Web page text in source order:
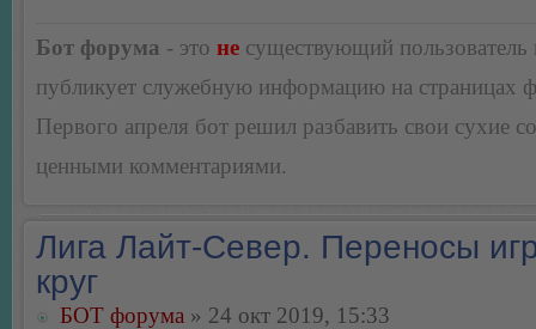
Бот форума - это не существующий пользователь
публикует служебную информацию на страницах
Первого апреля бот решил разбавить свои сухие
ценными комментариями.
Лига Лайт-Север. Переносы
круг
БОТ форума » 24 окт 2019, 15:33